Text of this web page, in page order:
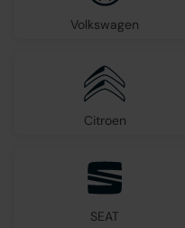
Volkswagen
Citroen
SEAT